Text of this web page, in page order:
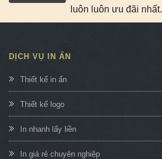
luôn luôn ưu đãi nhất.
DỊCH VỤ IN ẤN
Thiết kế in ấn
Thiết kế logo
In nhanh lấy liền
In giá rẻ chuyên nghiệp